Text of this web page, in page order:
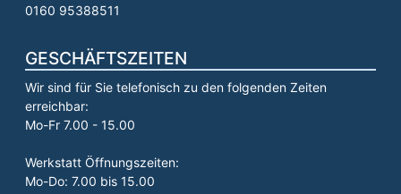
0160 95388511
GESCHÄFTSZEITEN
Wir sind für Sie telefonisch zu den folgenden Zeiten
erreichbar:
Mo-Fr 7.00 - 15.00
Werkstatt Öffnungszeiten:
Mo-Do: 7.00 bis 15.00